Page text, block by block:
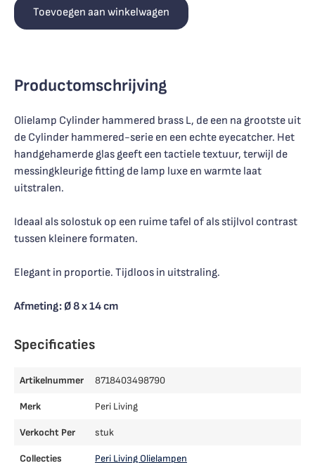
Toevoegen aan winkelwagen
Productomschrijving
Olielamp Cylinder hammered brass L, de een na grootste uit
de Cylinder hammered-serie en een echte eyecatcher. Het
handgehamerde glas geeft een tactiele textuur, terwijl de
messingkleurige fitting de lamp luxe en warmte laat
uitstralen.
Ideaal als solostuk op een ruime tafel of als stijlvol contrast
tussen kleinere formaten.
Elegant in proportie. Tijdloos in uitstraling.
Afmeting: Ø 8 x 14 cm
Specificaties
Artikelnummer 8718403498790
Merk Peri Living
Verkocht Per stuk
Collecties Peri Living Olielampen